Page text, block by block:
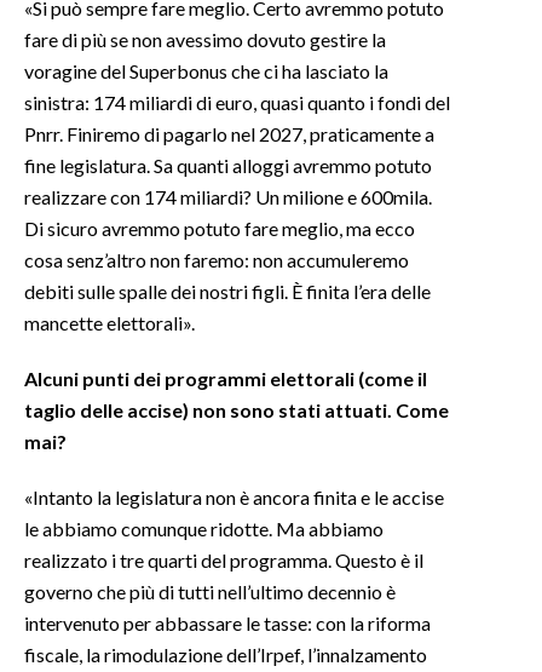
«Si può sempre fare meglio. Certo avremmo potuto
fare di più se non avessimo dovuto gestire la
voragine del Superbonus che ci ha lasciato la
sinistra: 174 miliardi di euro, quasi quanto i fondi del
Pnrr. Finiremo di pagarlo nel 2027, praticamente a
fine legislatura. Sa quanti alloggi avremmo potuto
realizzare con 174 miliardi? Un milione e 600mila.
Di sicuro avremmo potuto fare meglio, ma ecco
cosa senz’altro non faremo: non accumuleremo
debiti sulle spalle dei nostri figli. È finita l’era delle
mancette elettorali».
Alcuni punti dei programmi elettorali (come il
taglio delle accise) non sono stati attuati. Come
mai?
«Intanto la legislatura non è ancora finita e le accise
le abbiamo comunque ridotte. Ma abbiamo
realizzato i tre quarti del programma. Questo è il
governo che più di tutti nell’ultimo decennio è
intervenuto per abbassare le tasse: con la riforma
fiscale, la rimodulazione dell’Irpef, l’innalzamento